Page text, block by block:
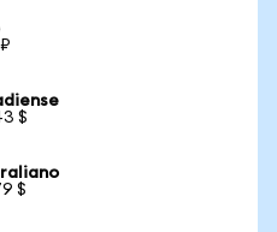
$
$